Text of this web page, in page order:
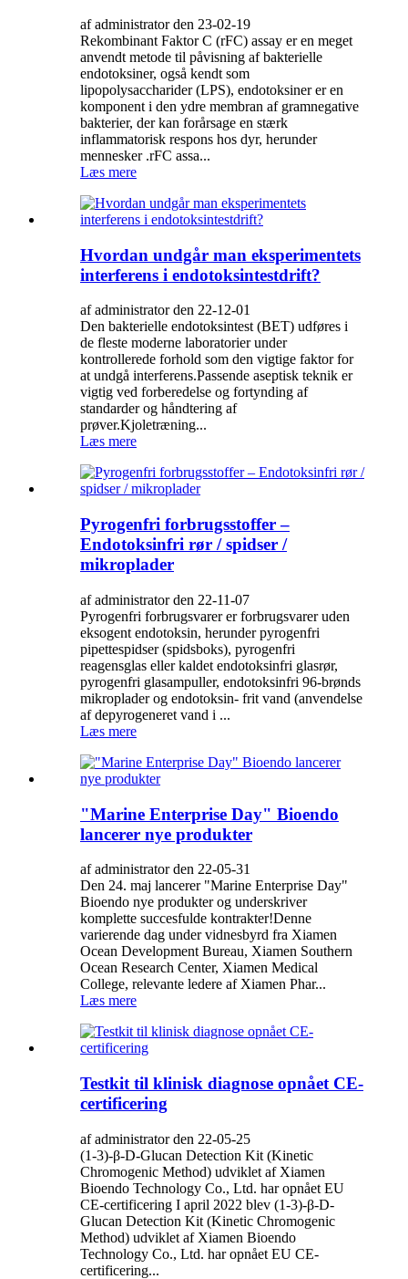
af administrator den 23-02-19
Rekombinant Faktor C (rFC) assay er en meget
anvendt metode til påvisning af bakterielle
endotoksiner, også kendt som
lipopolysaccharider (LPS), endotoksiner er en
komponent i den ydre membran af gramnegative
bakterier, der kan forårsage en stærk
inflammatorisk respons hos dyr, herunder
mennesker .rFC assa...
Læs mere
Hvordan undgår man eksperimentets
interferens i endotoksintestdrift?
af administrator den 22-12-01
Den bakterielle endotoksintest (BET) udføres i
de fleste moderne laboratorier under
kontrollerede forhold som den vigtige faktor for
at undgå interferens.Passende aseptisk teknik er
vigtig ved forberedelse og fortynding af
standarder og håndtering af
prøver.Kjoletræning...
Læs mere
Pyrogenfri forbrugsstoffer –
Endotoksinfri rør / spidser /
mikroplader
af administrator den 22-11-07
Pyrogenfri forbrugsvarer er forbrugsvarer uden
eksogent endotoksin, herunder pyrogenfri
pipettespidser (spidsboks), pyrogenfri
reagensglas eller kaldet endotoksinfri glasrør,
pyrogenfri glasampuller, endotoksinfri 96-brønds
mikroplader og endotoksin- frit vand (anvendelse
af depyrogeneret vand i ...
Læs mere
"Marine Enterprise Day" Bioendo
lancerer nye produkter
af administrator den 22-05-31
Den 24. maj lancerer "Marine Enterprise Day"
Bioendo nye produkter og underskriver
komplette succesfulde kontrakter!Denne
varierende dag under vidnesbyrd fra Xiamen
Ocean Development Bureau, Xiamen Southern
Ocean Research Center, Xiamen Medical
College, relevante ledere af Xiamen Phar...
Læs mere
Testkit til klinisk diagnose opnået CE-
certificering
af administrator den 22-05-25
(1-3)-β-D-Glucan Detection Kit (Kinetic
Chromogenic Method) udviklet af Xiamen
Bioendo Technology Co., Ltd. har opnået EU
CE-certificering I april 2022 blev (1-3)-β-D-
Glucan Detection Kit (Kinetic Chromogenic
Method) udviklet af Xiamen Bioendo
Technology Co., Ltd. har opnået EU CE-
certificering...